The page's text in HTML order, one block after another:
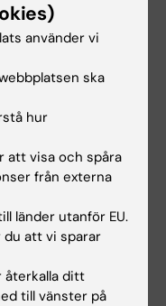
study innate
G; Sozio F;
L; Stabile H;
G; Sozzani S;
C
Alla författare
OF
Interplay
Mesenchymal
Petillo S;
A; Fionda C
använder vi
ska
hur
att visa och spåra
från externa
länder utanför EU.
du att vi sparar
återkalla ditt
till vänster på